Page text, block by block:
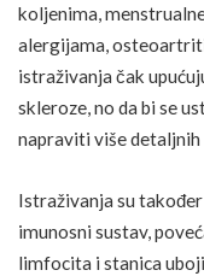
koljenima,
alergijama,
istraživanja čak
skleroze, no da bi se
napraviti više
Istraživanja su
imunosni sustav,
limfocita i stanica